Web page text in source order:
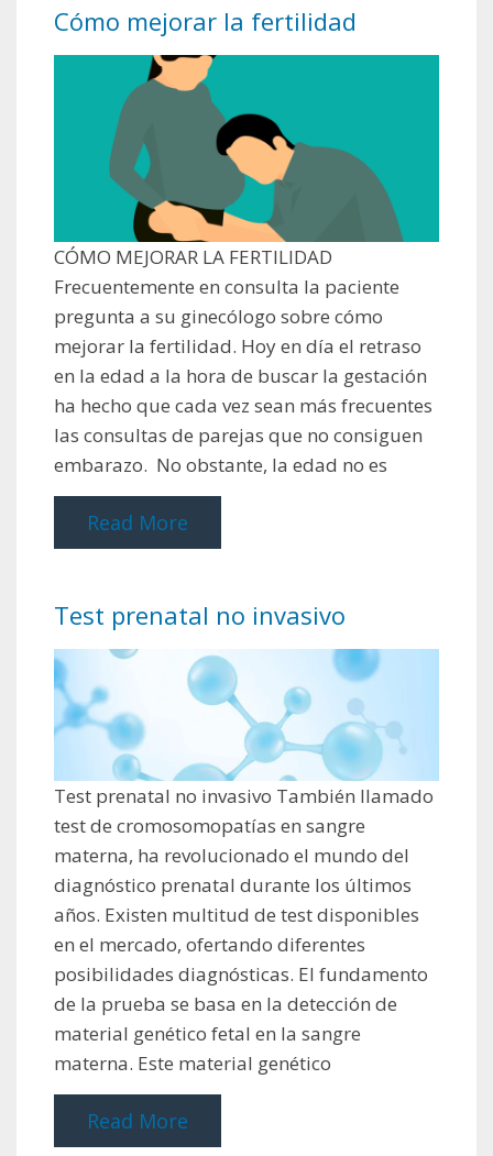
Cómo mejorar la fertilidad
CÓMO MEJORAR LA FERTILIDAD
Frecuentemente en consulta la paciente
pregunta a su ginecólogo sobre cómo
mejorar la fertilidad. Hoy en día el retraso
en la edad a la hora de buscar la gestación
ha hecho que cada vez sean más frecuentes
las consultas de parejas que no consiguen
embarazo. No obstante, la edad no es
Read More
Test prenatal no invasivo
Test prenatal no invasivo También llamado
test de cromosomopatías en sangre
materna, ha revolucionado el mundo del
diagnóstico prenatal durante los últimos
años. Existen multitud de test disponibles
en el mercado, ofertando diferentes
posibilidades diagnósticas. El fundamento
de la prueba se basa en la detección de
material genético fetal en la sangre
materna. Este material genético
Read More